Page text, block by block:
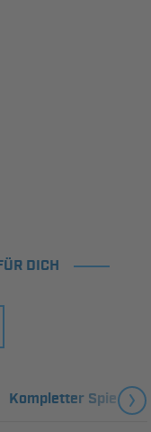
DICH
Kompletter Spielplan